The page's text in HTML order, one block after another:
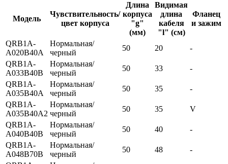
Модель
Чувствительность/
цвет корпуса
Длина
корпуса
"g"
(мм)
Видимая
длина
кабеля
"l" (см)
Фланец
и зажим
QRB1A-
A020B40A
Нормальная/
черный
50 20
-
QRB1A-
A033B40B
Нормальная/
черный
50 33
-
QRB1A-
A035B40A
Нормальная/
черный
50 35
-
QRB1A-
A035B40A2
Нормальная/
черный
50 35
V
QRB1A-
A040B40B
Нормальная/
черный
50 40
-
QRB1A-
A048B70B
Нормальная/
черный
50 48
-